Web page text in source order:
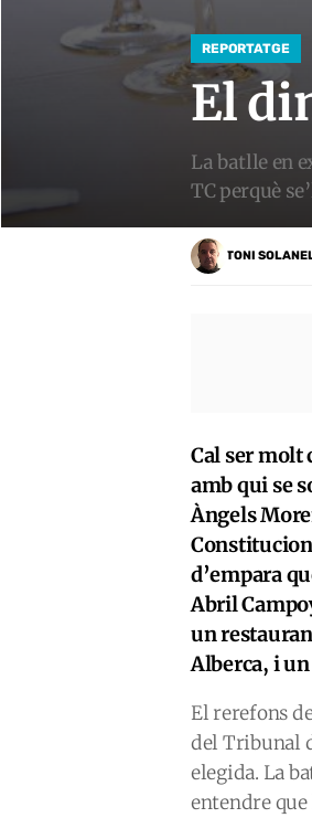
REPORTATGE
El
La batlle en
TC perquè
TONI
Cal ser molt
amb qui se
Àngels
d’empara
Abril
un
Alberca, i
El rerefons
del Tribunal
elegida. La
entendre que